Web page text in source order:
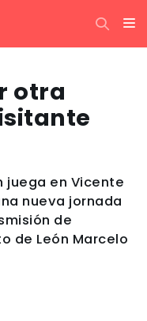
otra
juega en Vicente
nueva jornada
de
de León Marcelo